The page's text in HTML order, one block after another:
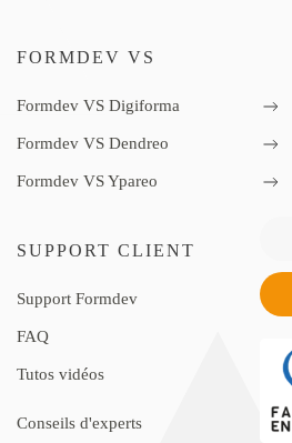
FORMDEV VS
Formdev VS Digiforma
Formdev VS Dendreo
Formdev VS Ypareo
SUPPORT CLIENT
Support Formdev
FAQ
Tutos vidéos
Conseils d'experts